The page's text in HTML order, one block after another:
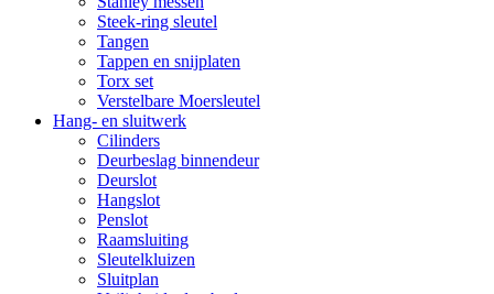
Steek-ring sleutel
Tangen
Tappen en snijplaten
Torx set
Verstelbare Moersleutel
Hang- en sluitwerk
Cilinders
Deurbeslag binnendeur
Deurslot
Hangslot
Penslot
Raamsluiting
Sleutelkluizen
Sluitplan